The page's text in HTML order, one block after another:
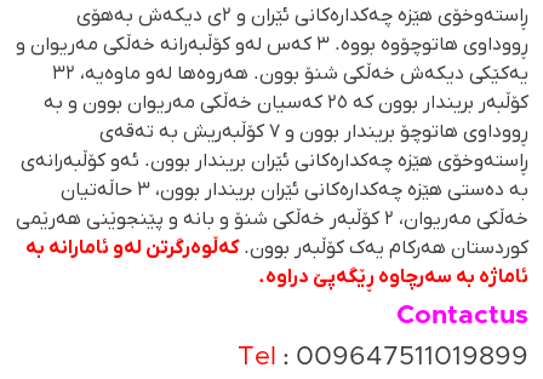
ڕاستەوخۆی هێزە چەکدارەکانی ئێران و ٢ی دیکەش بەهۆی
ڕووداوی هاتوچۆوە بووە. ٣ کەس لەو کۆڵبەرانە خەڵکی مەریوان و
یەکێکی دیکەش خەڵکی شنۆ بوون. هەروەها لەو ماوەیە، ٣٢
کۆڵبەر بریندار بوون کە ٢٥ کەسیان خەڵکی مەریوان بوون و بە
ڕووداوی هاتوچۆ بریندار بوون و ٧ کۆڵبەریش بە تەقەی
ڕاستەوخۆی هێزە چەکدارەکانی ئێران بریندار بوون. ئەو کۆڵبەرانەی
بە دەستی هێزە چەکدارەکانی ئێران بریندار بوون، ٣ حاڵەتیان
خەڵکی مەریوان، ٢ کۆڵبەر خەڵکی شنۆ و بانە و پێنجوێنی هەرێمی
کوردستان هەرکام یەک کۆڵبەر بوون.کەڵوەرگرتن لەو ئامارانە بە
ئاماژە بە سەرچاوە ڕێگەپێ دراوە.
Contactus
Tel : 009647511019899